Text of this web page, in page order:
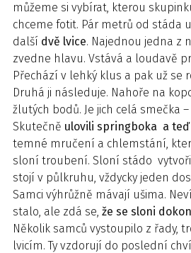
můžeme si vybírat, kterou
chceme fotit. Pár metrů od stáda
další dvě lvice. Najednou jedna z
zvedne hlavu. Vstává a loudavě
Přechází v lehký klus a pak už se
Druhá ji následuje. Nahoře na
žlutých bodů. Je jich celá smečka
Skutečně ulovili springboka a
temné mručení a chlemstání,
sloní troubení. Sloní stádo
stojí v půlkruhu, vždycky jeden
Samci výhrůžně mávají ušima.
stalo, ale zdá se, že se sloni
Několik samců vystoupilo z řady,
lvicím. Ty vzdorují do poslední